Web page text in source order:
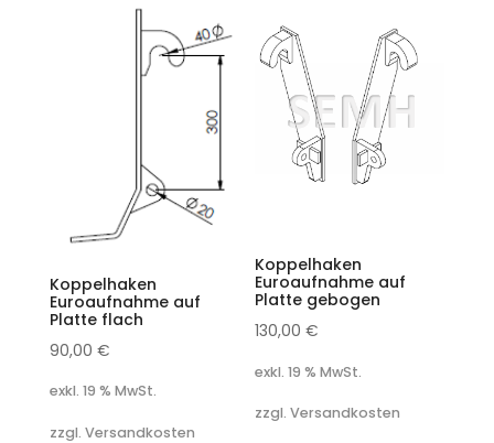
Koppelhaken
Euroaufnahme auf
Platte flach
90,00 €
exkl. 19 % MwSt.
zzgl. Versandkosten
Koppelhaken
Euroaufnahme auf
Platte gebogen
130,00€
exkl. 19 % MwSt.
zzgl. Versandkosten